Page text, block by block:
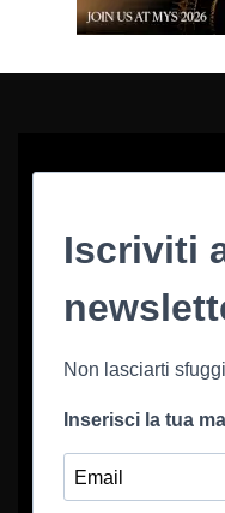
Iscriviti
Non lasciarti
Inserisci la tua